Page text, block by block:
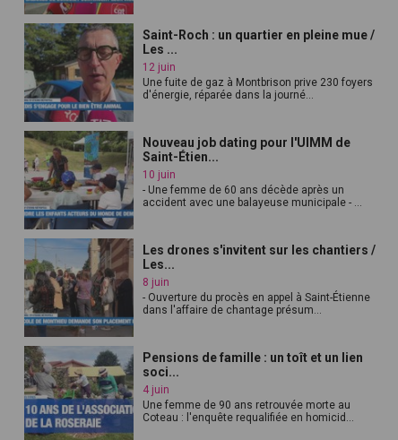
Saint-Roch : un quartier en pleine mue /
Les ...
12 juin
Une fuite de gaz à Montbrison prive 230 foyers
d'énergie, réparée dans la journé...
Nouveau job dating pour l'UIMM de
Saint-Étien...
10 juin
- Une femme de 60 ans décède après un
accident avec une balayeuse municipale - ...
Les drones s'invitent sur les chantiers /
Les...
8 juin
- Ouverture du procès en appel à Saint-Étienne
dans l'affaire de chantage présum...
Pensions de famille : un toît et un lien
soci...
4 juin
Une femme de 90 ans retrouvée morte au
Coteau : l'enquête requalifiée en homicid...